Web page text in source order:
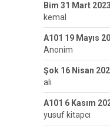
Bim 31 Mart
kemal
A101 19 Mayıs
Anonim
Şok 16 Nisan
ali
A101 6 Kasım
yusuf kitapcı